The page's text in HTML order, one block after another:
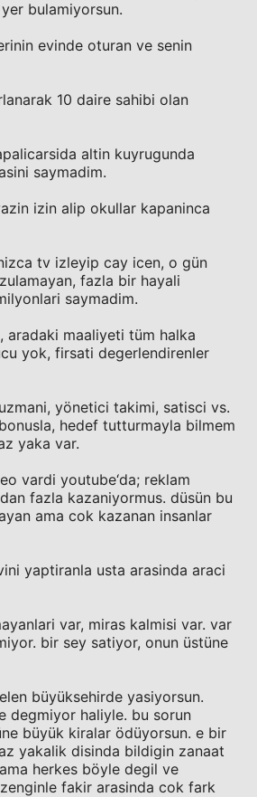
bulamiyorsun.
evinde oturan ve senin
10 daire sahibi olan
altin kuyrugunda
saymadim.
izin alip okullar kapaninca
tv izleyip cay icen, o gün
fazla bir hayali
saymadim.
aradaki maaliyeti tüm halka
yok, firsati degerlendirenler
yönetici takimi, satisci vs.
hedef tutturmayla bilmem
yaka var.
vardi youtube‘da; reklam
fazla kazaniyormus. düsün bu
ama cok kazanan insanlar
yaptiranla usta arasinda araci
var, miras kalmisi var. var
bir sey satiyor, onun üstüne
büyüksehirde yasiyorsun.
degmiyor haliyle. bu sorun
büyük kiralar ödüyorsun. e bir
yakalik disinda bildigin zanaat
herkes böyle degil ve
fakir arasinda cok fark